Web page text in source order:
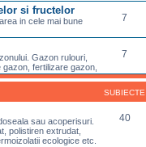
si fructelor
in cele mai bune
7
Gazon rulouri,
fertilizare gazon,
7
SUBIECTE
sau acoperisuri.
polistiren extrudat,
ecologice etc.
40